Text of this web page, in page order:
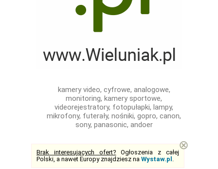
kamery video, cyfrowe, analogowe,
monitoring, kamery sportowe,
videorejestratory, fotopułapki, lampy,
mikrofony, futerały, nośniki, gopro, canon,
sony, panasonic, andoer
Brak interesujących ofert? Ogłoszenia z całej
Polski, a nawet Europy znajdziesz na Wystaw.pl .
⊗